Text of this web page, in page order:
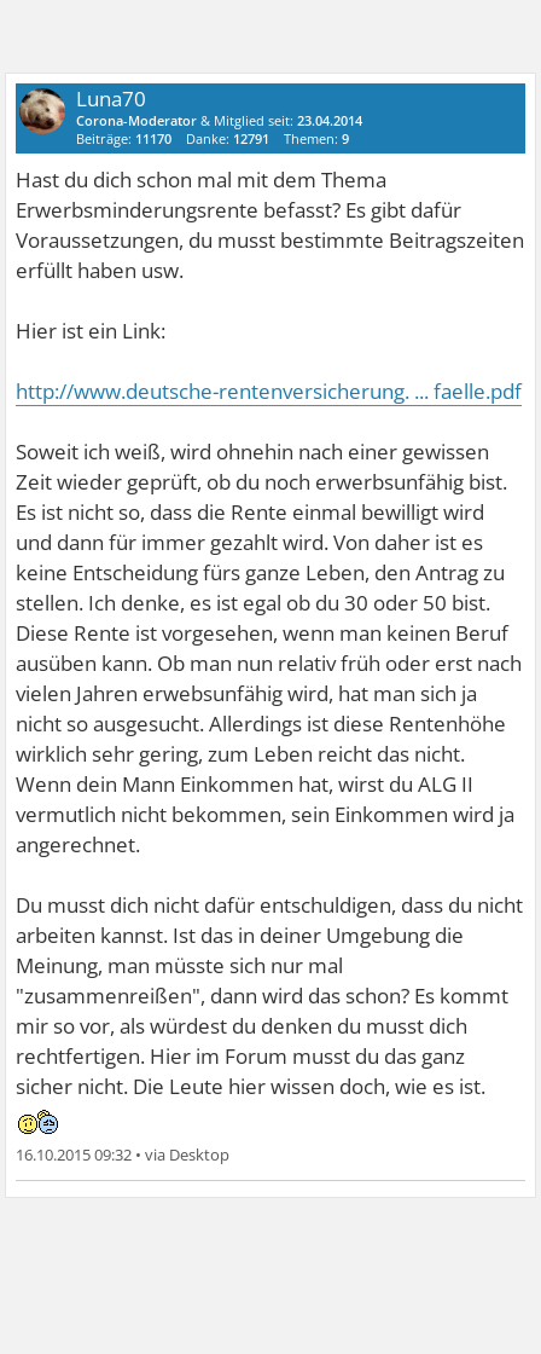
Luna70
Corona-Moderator & Mitglied seit:23.04.2014
Beiträge: 11170 Danke: 12791 Themen:9
Hast du dich schon mal mit dem Thema
Erwerbsminderungsrente befasst? Es gibt dafür
Voraussetzungen, du musst bestimmte Beitragszeiten
erfüllt haben usw.
Hier ist ein Link:
http://www.deutsche-rentenversicherung. ... faelle.pdf
Soweit ich weiß, wird ohnehin nach einer gewissen
Zeit wieder geprüft, ob du noch erwerbsunfähig bist.
Es ist nicht so, dass die Rente einmal bewilligt wird
und dann für immer gezahlt wird. Von daher ist es
keine Entscheidung fürs ganze Leben, den Antrag zu
stellen. Ich denke, es ist egal ob du 30 oder 50 bist.
Diese Rente ist vorgesehen, wenn man keinen Beruf
ausüben kann. Ob man nun relativ früh oder erst nach
vielen Jahren erwebsunfähig wird, hat man sich ja
nicht so ausgesucht. Allerdings ist diese Rentenhöhe
wirklich sehr gering, zum Leben reicht das nicht.
Wenn dein Mann Einkommen hat, wirst du ALG II
vermutlich nicht bekommen, sein Einkommen wird ja
angerechnet.
Du musst dich nicht dafür entschuldigen, dass du nicht
arbeiten kannst. Ist das in deiner Umgebung die
Meinung, man müsste sich nur mal
"zusammenreißen", dann wird das schon? Es kommt
mir so vor, als würdest du denken du musst dich
rechtfertigen. Hier im Forum musst du das ganz
sicher nicht. Die Leute hier wissen doch, wie es ist.
16.10.2015 09:32 •